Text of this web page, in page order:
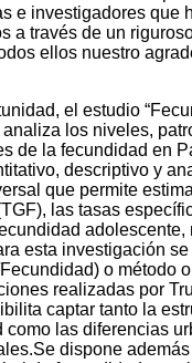
e investigadores que
a través de un
ellos nuestro
el estudio
analiza los niveles,
de la fecundidad en
descriptivo y
que permite
las tasas
adolescente,
esta investigación
o método
realizadas por
captar tanto la
como las diferencias
dispone